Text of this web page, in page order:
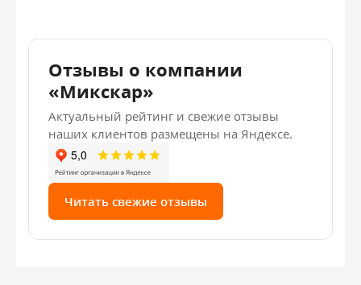
Отзывы о компании
«Микскар»
Актуальный рейтинг и свежие отзывы
наших клиентов размещены на Яндексе.
Читать свежие отзывы